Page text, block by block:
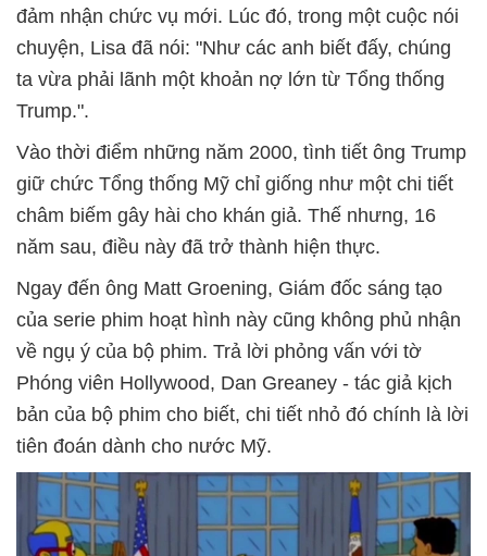
đảm nhận chức vụ mới. Lúc đó, trong một cuộc nói
chuyện, Lisa đã nói: "Như các anh biết đấy, chúng
ta vừa phải lãnh một khoản nợ lớn từ Tổng thống
Trump.".
Vào thời điểm những năm 2000, tình tiết ông Trump
giữ chức Tổng thống Mỹ chỉ giống như một chi tiết
châm biếm gây hài cho khán giả. Thế nhưng, 16
năm sau, điều này đã trở thành hiện thực.
Ngay đến ông Matt Groening, Giám đốc sáng tạo
của serie phim hoạt hình này cũng không phủ nhận
về ngụ ý của bộ phim. Trả lời phỏng vấn với tờ
Phóng viên Hollywood, Dan Greaney - tác giả kịch
bản của bộ phim cho biết, chi tiết nhỏ đó chính là lời
tiên đoán dành cho nước Mỹ.